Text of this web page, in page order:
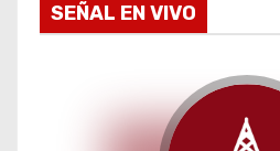
rSEÑAL EN VIVO